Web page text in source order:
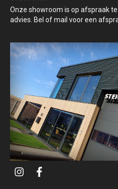
Onze showroom is op afspraak
advies. Bel of mail voor een
i f